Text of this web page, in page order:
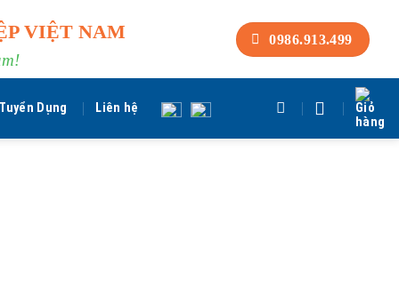
VIỆT NAM 0986.913.499
Dụng Liên hệ